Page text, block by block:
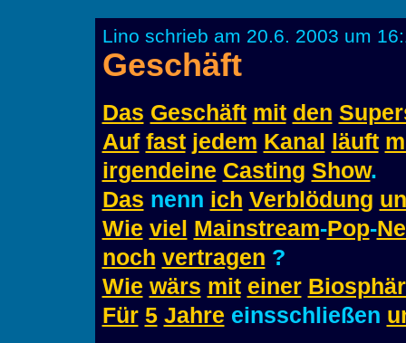
Lino schrieb am 20.6. 2003 um
Geschäft
Das Geschäft mit den
Auf fast jedem Kanal läuft
irgendeine Casting Show.
Das nenn ich Verblödung
Wie viel Mainstream-Pop-
noch vertragen ?
Wie wärs mit einer
Für 5 Jahre einsschließen